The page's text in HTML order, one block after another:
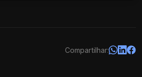
Compartilhar: